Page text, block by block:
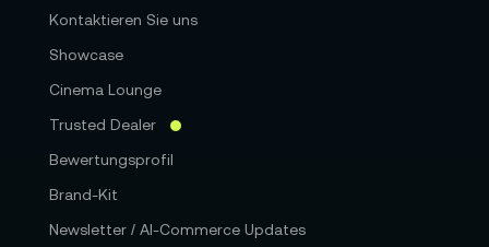
Kontaktieren Sie uns
Showcase
Cinema Lounge
Trusted Dealer
Bewertungsprofil
Brand-Kit
Newsletter / AI-Commerce Updates